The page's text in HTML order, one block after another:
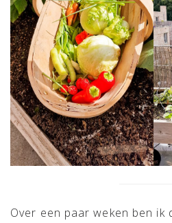
Over een paar weken ben ik